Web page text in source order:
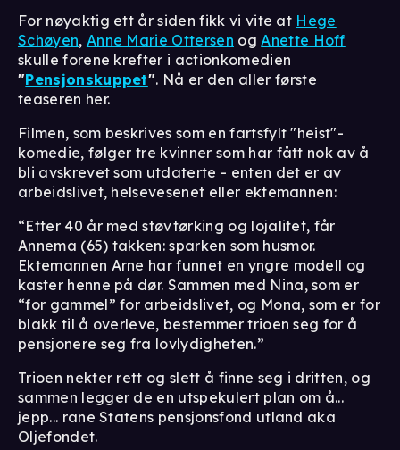
For nøyaktig ett år siden fikk vi vite at Hege
Schøyen, Anne Marie Ottersen og Anette Hoff
skulle forene krefter i actionkomedien
"Pensjonskuppet". Nå er den aller første
teaseren her.
Filmen, som beskrives som en fartsfylt "heist"-
komedie, følger tre kvinner som har fått nok av å
bli avskrevet som utdaterte - enten det er av
arbeidslivet, helsevesenet eller ektemannen:
“Etter 40 år med støvtørking og lojalitet, får
Annema (65) takken: sparken som husmor.
Ektemannen Arne har funnet en yngre modell og
kaster henne på dør. Sammen med Nina, som er
“for gammel” for arbeidslivet, og Mona, som er for
blakk til å overleve, bestemmer trioen seg for å
pensjonere seg fra lovlydigheten.”
Trioen nekter rett og slett å finne seg i dritten, og
sammen legger de en utspekulert plan om å...
jepp... rane Statens pensjonsfond utland aka
Oljefondet.